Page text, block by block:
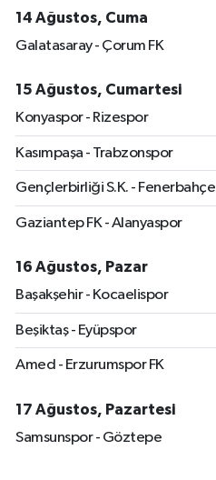
14 Ağustos, Cuma
Galatasaray - Çorum FK
15 Ağustos, Cumartesi
Konyaspor - Rizespor
Kasımpaşa - Trabzonspor
Gençlerbirliği S.K. - Fenerbahçe
Gaziantep FK - Alanyaspor
16 Ağustos, Pazar
Başakşehir - Kocaelispor
Beşiktaş - Eyüpspor
Amed - Erzurumspor FK
17 Ağustos, Pazartesi
Samsunspor - Göztepe